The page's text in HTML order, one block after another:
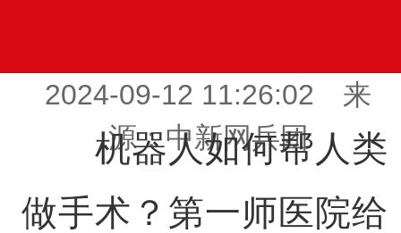
2024-09-12 11:26:02 来
源：中新网兵团
机器人如何帮人类
做手术？第一师医院给